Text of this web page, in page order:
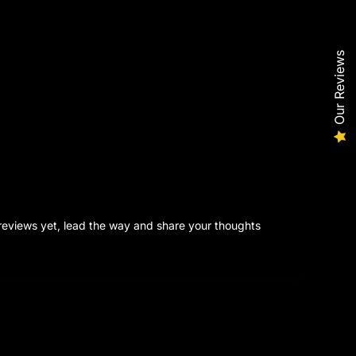
yet, lead the way and share your thoughts
Our Reviews